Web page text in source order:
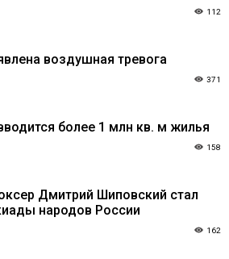
112
воздушная тревога
371
более 1 млн кв. м жилья
158
Дмитрий Шиповский стал
народов России
162